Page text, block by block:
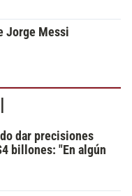
Jorge Messi
dar precisiones
billones: "En algún